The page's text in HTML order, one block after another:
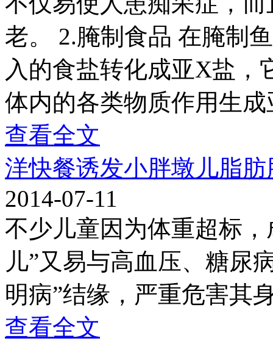
老。 2.腌制食品 在腌制
入的食盐转化成亚X盐，
体内的各类物质作用生
查看全文
洋快餐诱发小胖墩儿脂肪
2014-07-11
不少儿童因为体重超标
儿”又易与高血压、糖尿
明病”结缘，严重危害其
查看全文